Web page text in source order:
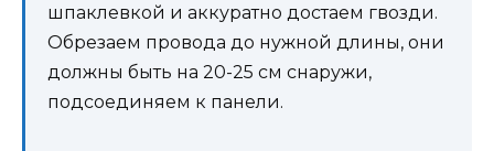
шпаклевкой и аккуратно достаем гвозди.
Обрезаем провода до нужной длины, они
должны быть на 20-25 см снаружи,
подсоединяем к панели.